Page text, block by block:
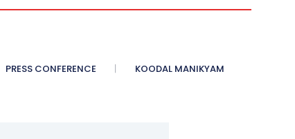
PRESS CONFERENCE KOODAL MANIKYAM